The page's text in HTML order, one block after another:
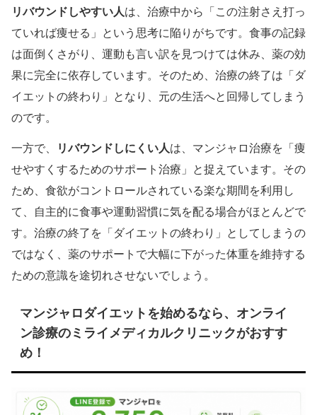
リバウンドしやすい人は、治療中から「この注射さえ打っ
ていれば痩せる」という思考に陥りがちです。食事の記録
は面倒くさがり、運動も言い訳を見つけては休み、薬の効
果に完全に依存しています。そのため、治療の終了は「ダ
イエットの終わり」となり、元の生活へと回帰してしまう
のです。
一方で、 リバウンドしにくい人は、マンジャロ治療を「痩
せやすくするためのサポート治療」と捉えています。その
ため、食欲がコントロールされている楽な期間を利用し
て、自主的に食事や運動習慣に気を配る場合がほとんどで
す。治療の終了を「ダイエットの終わり」としてしまうの
ではなく、薬のサポートで大幅に下がった体重を維持する
ための意識を途切れさせないでしょう。
マンジャロダイエットを始めるなら、オンライ
ン診療のミライメディカルクリニックがおすす
め！